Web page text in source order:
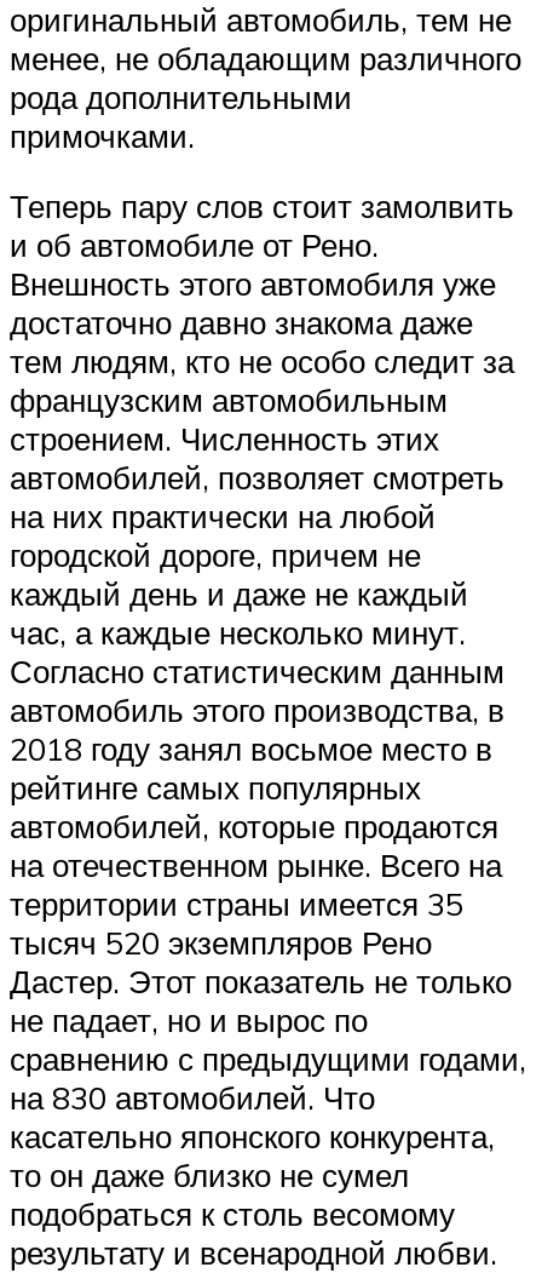
оригинальный автомобиль, тем не
менее, не обладающим различного
рода дополнительными
примочками.
Теперь пару слов стоит замолвить
и об автомобиле от Рено.
Внешность этого автомобиля уже
достаточно давно знакома даже
тем людям, кто не особо следит за
французским автомобильным
строением. Численность этих
автомобилей, позволяет смотреть
на них практически на любой
городской дороге, причем не
каждый день и даже не каждый
час, а каждые несколько минут.
Согласно статистическим данным
автомобиль этого производства, в
2018 году занял восьмое место в
рейтинге самых популярных
автомобилей, которые продаются
на отечественном рынке. Всего на
территории страны имеется 35
тысяч 520 экземпляров Рено
Дастер. Этот показатель не только
не падает, но и вырос по
сравнению с предыдущими годами,
на 830 автомобилей. Что
касательно японского конкурента,
то он даже близко не сумел
подобраться к столь весомому
результату и всенародной любви.